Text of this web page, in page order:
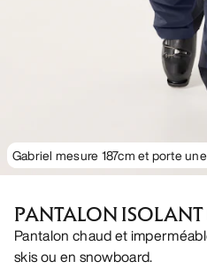
Gabriel mesure 187cm et porte
PANTALON
Pantalon chaud et
skis ou en snowboard.